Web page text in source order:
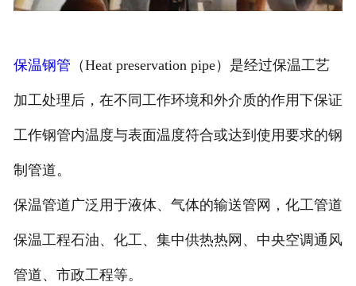
保温钢管 （Heat preservation pipe）是经过保温工艺
加工处理后，在不同工作环境和外介质的作用下保证
工作钢管内温度与表面温度符合或达到使用要求的钢
制管道。
保温管道广泛用于液体、气体的输送管网，化工管道
保温工程石油、化工、集中供热热网、中央空调通风
管道、市政工程等。